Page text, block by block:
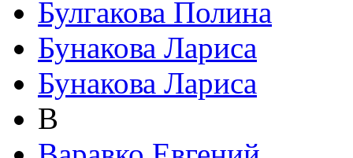
Булгакова Полина
Бунакова Лариса
Бунакова Лариса
В